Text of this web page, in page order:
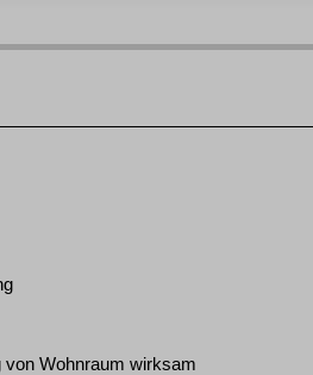
Wohnraum wirksam